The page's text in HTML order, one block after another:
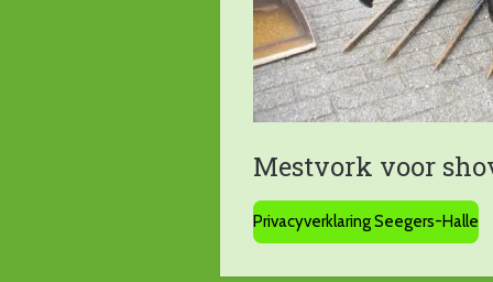
Mestvork voor
Privacyverklaring Seegers-Halle